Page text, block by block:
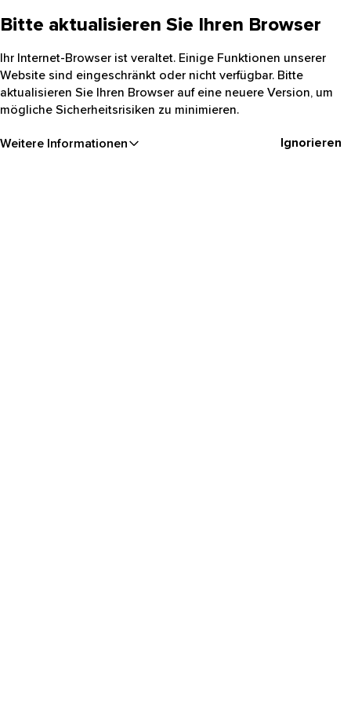
Bitte aktualisieren Sie Ihren Browser
Ihr Internet-Browser ist veraltet. Einige Funktionen unserer
Website sind eingeschränkt oder nicht verfügbar. Bitte
aktualisieren Sie Ihren Browser auf eine neuere Version, um
mögliche Sicherheitsrisiken zu minimieren.
Weitere Informationen Ignorieren